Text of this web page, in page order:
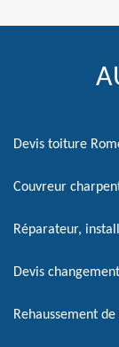
Devis toiture
Couvreur
Réparateur,
Devis
Rehaussement